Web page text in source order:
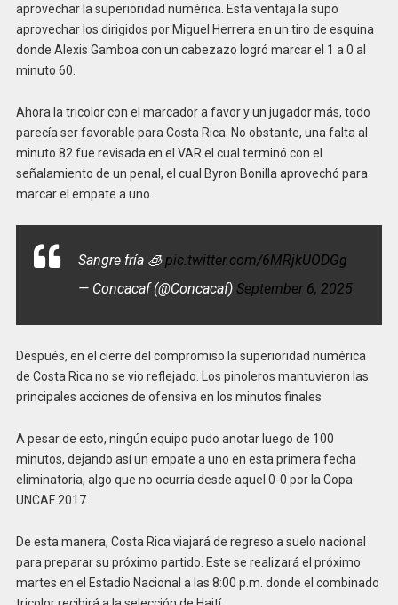
aprovechar la superioridad numérica. Esta ventaja la supo
aprovechar los dirigidos por Miguel Herrera en un tiro de esquina
donde Alexis Gamboa con un cabezazo logró marcar el 1 a 0 al
minuto 60.
Ahora la tricolor con el marcador a favor y un jugador más, todo
parecía ser favorable para Costa Rica. No obstante, una falta al
minuto 82 fue revisada en el VAR el cual terminó con el
señalamiento de un penal, el cual Byron Bonilla aprovechó para
marcar el empate a uno.
Sangre fría 🧊pic.twitter.com/6MRjkUODGg
— Concacaf (@Concacaf) September 6, 2025
Después, en el cierre del compromiso la superioridad numérica
de Costa Rica no se vio reflejado. Los pinoleros mantuvieron las
principales acciones de ofensiva en los minutos finales
A pesar de esto, ningún equipo pudo anotar luego de 100
minutos, dejando así un empate a uno en esta primera fecha
eliminatoria, algo que no ocurría desde aquel 0-0 por la Copa
UNCAF 2017.
De esta manera, Costa Rica viajará de regreso a suelo nacional
para preparar su próximo partido. Este se realizará el próximo
martes en el Estadio Nacional a las 8:00 p.m. donde el combinado